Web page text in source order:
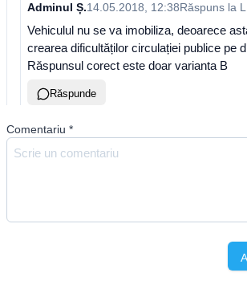
Adminul Ș.14.05.2018, 12:38Răspuns la
Vehiculul nu se va imobiliza, deoarece
crearea dificultăților circulației publice pe
Răspunsul corect este doar varianta B
Răspunde
Comentariu *